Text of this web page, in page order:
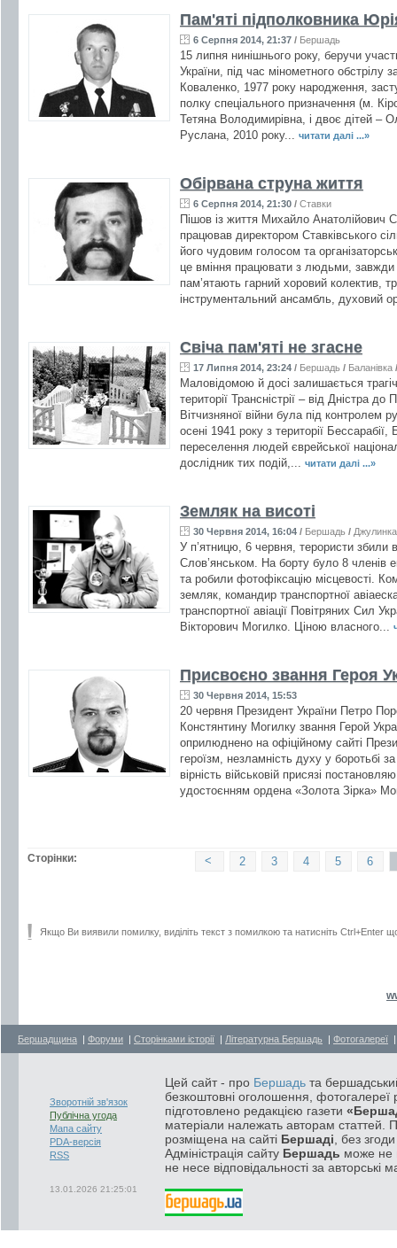
Пам'яті підполковника
6 Серпня 2014, 21:37 / Бершадь
15 липня нинішнього року, беручи
України, під час мінометного обстрілу
Коваленко, 1977 року народження,
полку спеціального призначення (м.
Тетяна Володимирівна, і двоє дітей –
Руслана, 2010 року...
читати далі ...»
Обірвана струна життя
6 Серпня 2014, 21:30 / Ставки
Пішов із життя Михайло Анатолійович
працював директором Ставківського
його чудовим голосом та
це вміння працювати з людьми,
пам’ятають гарний хоровий колектив,
інструментальний ансамбль, духовий
Свіча пам'яті не згасне
17 Липня 2014, 23:24 / Бершадь / Баланівка
Маловідомою й досі залишається
території Трансністрії – від Дністра
Вітчизняної війни була під контролем
осені 1941 року з території
переселення людей єврейської
дослідник тих подій,...
читати далі ...»
Земляк на висоті
30 Червня 2014, 16:04 / Бершадь / Джулинка
У п’ятницю, 6 червня, терористи збили
Слов’янськом. На борту було 8 членів
та робили фотофіксацію місцевості.
земляк, командир транспортної
транспортної авіації Повітряних Сил
Вікторович Могилко. Ціною власного...
Присвоєно звання Героя
30 Червня 2014, 15:53
20 червня Президент України Петро
Констянтину Могилку звання Герой
оприлюднено на офіційному сайті
героїзм, незламність духу у боротьбі
вірність військовій присязі
удостоєнням ордена «Золота Зірка»
Сторінки: 6
5
4
3
2
<
Якщо Ви виявили помилку, виділіть текст з помилкою та натисніть Ctrl+Enter
Бершадщина | Форуми | Сторінками історії | Літературна Бершадь | Фотогалереї
Зворотній зв'язок
Публічна угода
Мапа сайту
PDA-версія
RSS
13.01.2026 21:25:01
Цей сайт - про Бершадь та
безкоштовні оголошення, фотогалереї
підготовлено редакцією газети
матеріали належать авторам статтей.
розміщена на сайті Бершаді , без
Адміністрація сайту Бершадь може не
не несе відповідальності за авторські